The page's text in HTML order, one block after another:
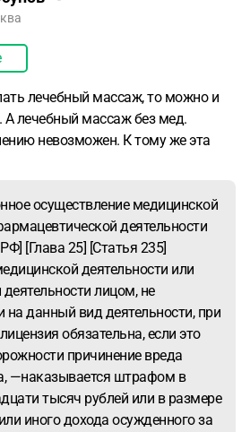
лечебный массаж, то можно и
А лечебный массаж без мед.
невозможен. К тому же эта
осуществление медицинской
деятельности
[Глава 25] [Статья 235]
деятельности или
лицом, не
данный вид деятельности, при
обязательна, если это
причинение вреда
—наказывается штрафом в
тысяч рублей или в размере
иного дохода осужденного за